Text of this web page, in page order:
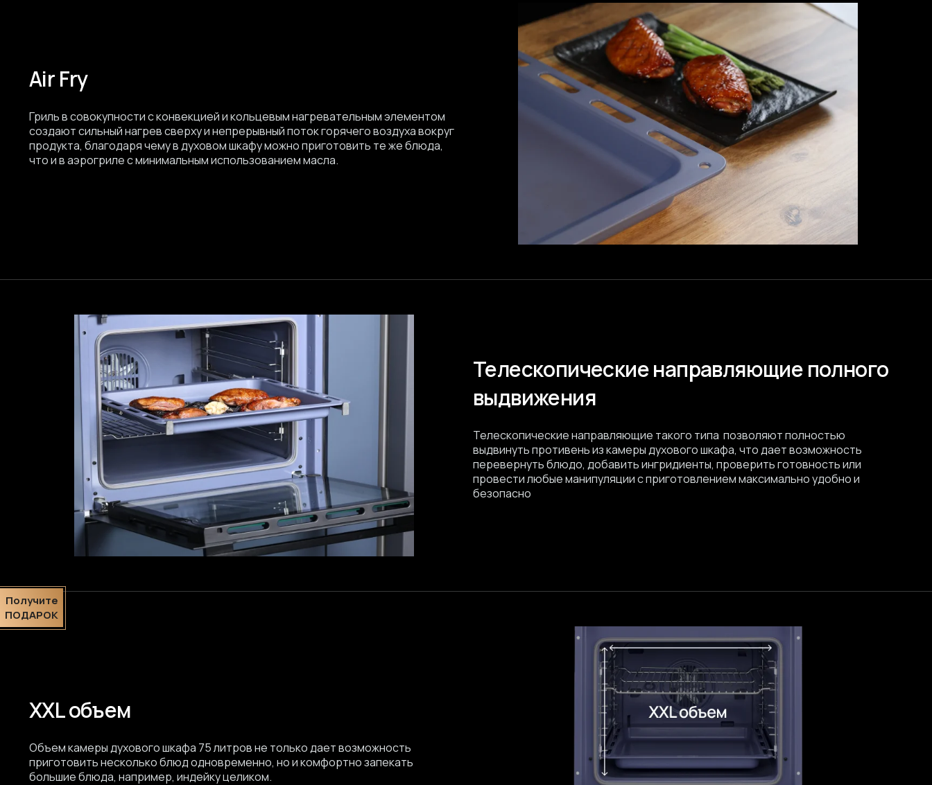
Получите
ПОДАРОК
Air Fry
Гриль в совокупности с конвекцией и кольцевым нагревательным элементом
создают сильный нагрев сверху и непрерывный поток горячего воздуха вокруг
продукта, благодаря чему в духовом шкафу можно приготовить те же блюда,
что и в аэрогриле с минимальным использованием масла.
Телескопические направляющие полного
выдвижения
Телескопические направляющие такого типа позволяют полностью
выдвинуть противень из камеры духового шкафа, что дает возможность
перевернуть блюдо, добавить ингридиенты, проверить готовность или
провести любые манипуляции с приготовлением максимально удобно и
безопасно
XXL объем
Объем камеры духового шкафа 75 литров не только дает возможность
приготовить несколько блюд одновременно, но и комфортно запекать
большие блюда, например, индейку целиком.